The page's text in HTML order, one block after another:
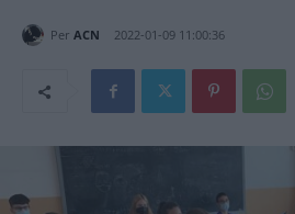
Per ACN 2022-01-09 11:00:36